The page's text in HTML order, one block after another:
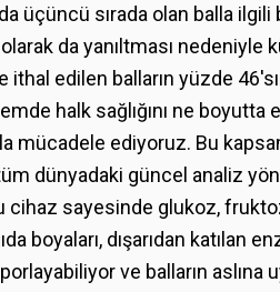
üçüncü sırada olan balla
da yanıltması
ithal edilen balların yüzde
halk sağlığını ne
mücadele ediyoruz. Bu
tüm dünyadaki güncel analiz
cihaz sayesinde glukoz,
boyaları, dışarıdan katılan
ve balların aslına